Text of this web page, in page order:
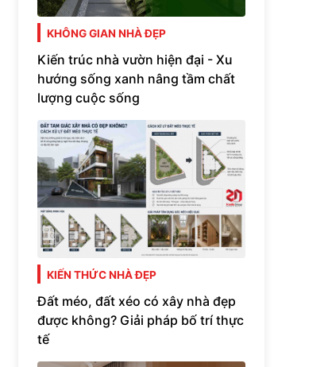
KHÔNG GIAN NHÀ ĐẸP
Kiến trúc nhà vườn hiện đại - Xu
hướng sống xanh nâng tầm chất
lượng cuộc sống
KIẾN THỨC NHÀ ĐẸP
Đất méo, đất xéo có xây nhà đẹp
được không? Giải pháp bố trí thực
tế